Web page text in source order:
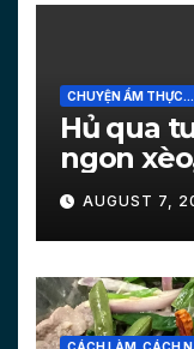
CHUYỆN ẨM THỰC...
Hủ qua
ngon
AUGUST 7,